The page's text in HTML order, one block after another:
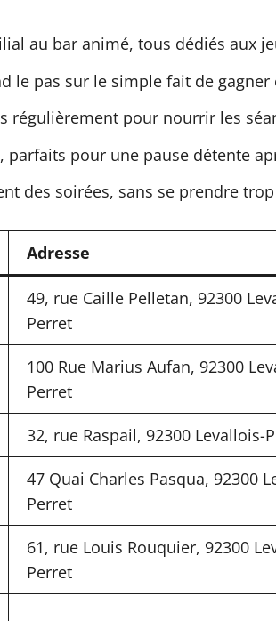
au bar animé, tous dédiés aux
le pas sur le simple fait de
régulièrement pour nourrir les
parfaits pour une pause détente
des soirées, sans se prendre
Adresse
49, rue Caille Pelletan, 92300
Perret
100 Rue Marius Aufan, 92300
Perret
32, rue Raspail, 92300 Levallois-
47 Quai Charles Pasqua, 92300
Perret
61, rue Louis Rouquier, 92300
Perret